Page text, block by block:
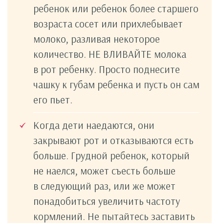
ребенок или ребенок более старшего
возраста сосет или прихлебывает
молоко, разливая некоторое
количество. НЕ ВЛИВАЙТЕ молока
в рот ребенку. Просто поднесите
чашку к губам ребенка и пусть он сам
его пьет.
Когда дети наедаются, они
закрывают рот и отказываются есть
больше. Грудной ребенок, который
не наелся, может съесть больше
в следующий раз, или же может
понадобиться увеличить частоту
кормлений. Не пытайтесь заставить